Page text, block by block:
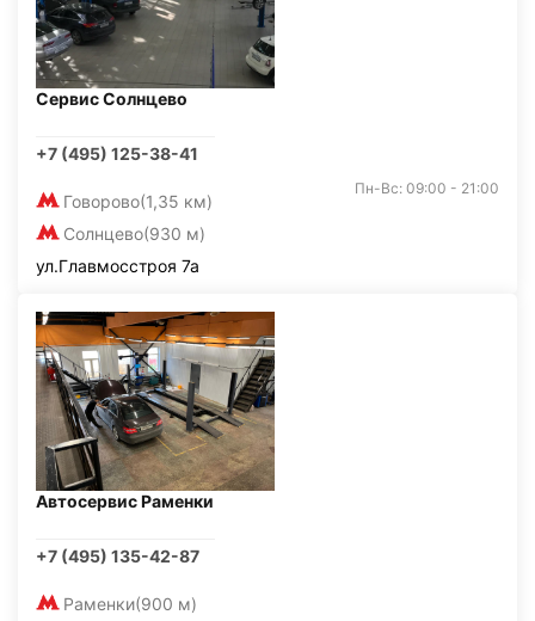
Сервис Солнцево
+7 (495) 125-38-41
Говорово(1,35 км)
Солнцево(930 м)
Пн-Вс: 09:00 - 21:00
ул.Главмосстроя 7а
Автосервис Раменки
+7 (495) 135-42-87
Раменки(900 м)